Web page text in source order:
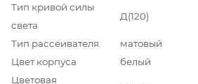
Тип кривой силы
света
Д(120)
Тип рассеивателя
матовый
Цвет корпуса
белый
Цветовая